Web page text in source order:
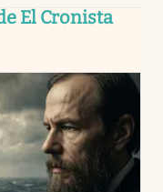
El Cronista